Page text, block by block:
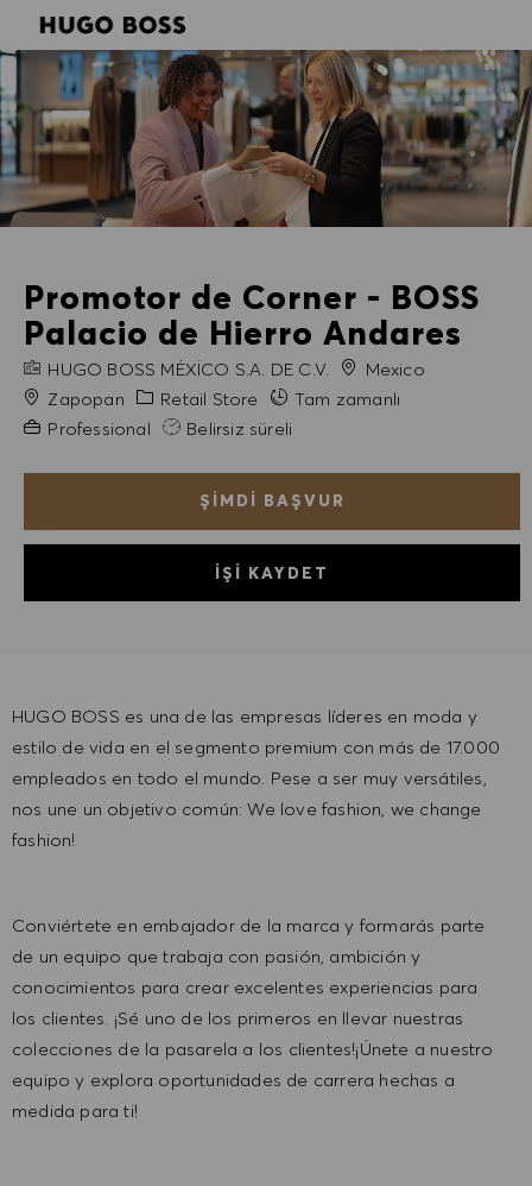
Promotor de Corner - BOSS
Palacio de Hierro Andares
FIRMA ADI
HUGO BOSS MÉXICO S.A. DE C.V.
Mexico
ŞehirZapopan Kategori
Retail Store
Tam zamanlı
Gerekli Deneyim
Professional Belirsiz süreli
ŞIMDI BAŞVUR
İŞI KAYDET
HUGO BOSS es una de las empresas líderes en moda y
estilo de vida en el segmento premium con más de 17.000
empleados en todo el mundo. Pese a ser muy versátiles,
nos une un objetivo común: We love fashion, we change
fashion!
Conviértete en embajador de la marca y formarás parte
de un equipo que trabaja con pasión, ambición y
conocimientos para crear excelentes experiencias para
los clientes. ¡Sé uno de los primeros en llevar nuestras
colecciones de la pasarela a los clientes!¡Únete a nuestro
equipo y explora oportunidades de carrera hechas a
medida para ti!